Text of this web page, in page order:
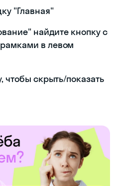
"Главная"
найдите кнопку с
в левом
чтобы скрыть/показать